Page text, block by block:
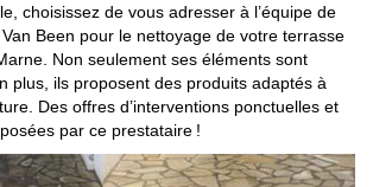
choisissez de vous adresser à l’équipe de
Van Been pour le nettoyage de votre terrasse
Non seulement ses éléments sont
plus, ils proposent des produits adaptés à
Des offres d’interventions ponctuelles et
par ce prestataire !